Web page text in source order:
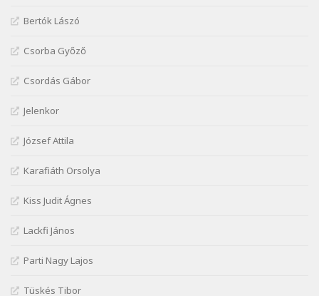
Márai Sándor: Zsoltár
Mária Sándor: Hallgatás
Szélkiáltó
Szélkiáltó
Nagy Bandó András: Bagon át
Szélkiáltó
Nagy Bandó András: Botos tánc
Nagy Bandó András: Egérút
Szélkiáltó
Szélkiáltó
Nagy Bandó András: Hogyha egyszer
Bertók Lászó
Csorba Győző
Csordás Gábor
Jelenkor
József Attila
Karafiáth Orsolya
Kiss Judit Ágnes
Lackfi János
Parti Nagy Lajos
Tüskés Tibor